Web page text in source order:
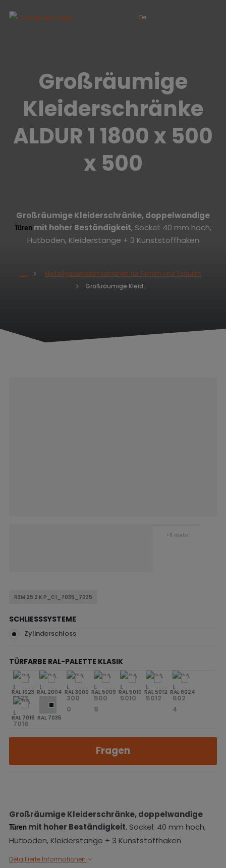
De
Großräumige
Kleiderschränke
ALDUR 1 1800 x 500
x 500
GroßräumigeKleiderschränke,doppelwandige
Türen mit hoher Beständigkeit, Sockel: 40 mm hoch,
Hutboden, Kleiderstange + 3 Kunststoffhaken
Metallgarderobenschränke für Firmen und Schulen
Großräumige Kleiderschränke ALDUR 1 1800 x 500 x 500
+5 mehr
R3M 25 2 K P_C1_7035_7035
SCHLIESSSYSTEME
Zylinderschloss
TÜRFARBE RAL-PALETTE KLASIK
RAL 1023 RAL 2004 RAL 3000 RAL 5009 RAL 5010 RAL 5012 RAL 6024
RAL 7016 RAL 7035
Fragen
GroßräumigeKleiderschränke,doppelwandige
Türen mit hoher Beständigkeit, Sockel: 40 mm hoch,
Hutboden, Kleiderstange + 3 Kunststoffhaken
Detaillierte Informationen